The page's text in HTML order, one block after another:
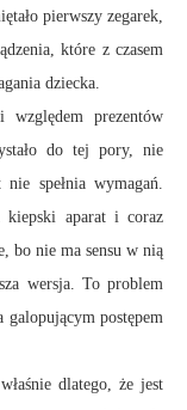
pierwszy zegarek,
które z czasem
dziecka.
względem prezentów
do tej pory, nie
spełnia wymagań.
kiepski aparat i coraz
bo nie ma sensu w nią
wersja. To problem
galopującym postępem
dlatego, że jest